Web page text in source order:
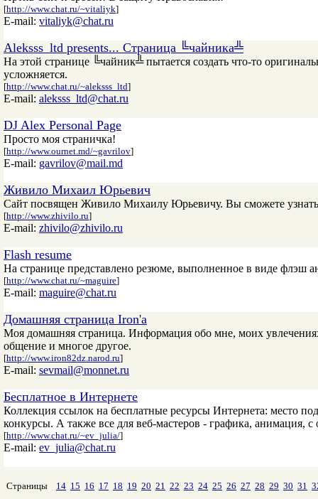
[http://www.chat.ru/~vitaliyk]
E-mail: vitaliyk@chat.ru
Aleksss_ltd presents... Страница ╚чайника╩
На этой странице ╚чайник╩ пытается создать что-то
усложняется.
[http://www.chat.ru/~aleksss_ltd]
E-mail: aleksss_ltd@chat.ru
DJ Alex Personal Page
Просто моя страничка!
[http://www.ournet.md/~gavrilov]
E-mail: gavrilov@mail.md
Живило Михаил Юрьевич
Сайт посвящен Живило Михаилу Юрьевичу. Вы сможете
[http://www.zhivilo.ru]
E-mail: zhivilo@zhivilo.ru
Flash resume
На странице представлено резюме, выполненное в виде флэш
[http://www.chat.ru/~maguire]
E-mail: maguire@chat.ru
Домашняя страница Iron'a
Моя домашняя страница. Информация обо мне, моих
общение и многое другое.
[http://www.iron82dz.narod.ru]
E-mail: sevmail@monnet.ru
Бесплатное в Интернете
Коллекция ссылок на бесплатные ресурсы Интернета: место
конкурсы. А также все для веб-мастеров - графика, анимация,
[http://www.chat.ru/~ev_julia/]
E-mail: ev_julia@chat.ru
Страницы 14 15 16 17 18 19 20 21 22 23 24 25 26 27 28 29 30 31